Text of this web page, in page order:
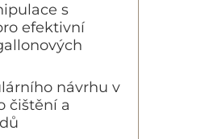
s
efektivní
návrhu v
čištění a